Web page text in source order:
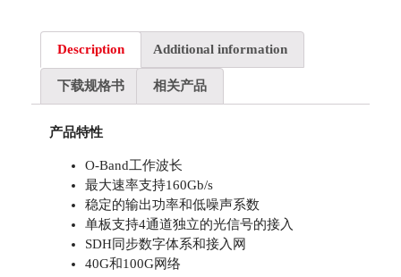
Description Additional information
下载规格书 相关产品
产品特性
O-Band工作波长
最大速率支持160Gb/s
稳定的输出功率和低噪声系数
单板支持4通道独立的光信号的接入
SDH同步数字体系和接入网
40G和100G网络